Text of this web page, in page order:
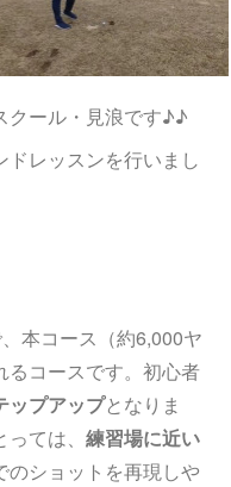
クール・見浪です♪♪
レッスンを行いまし
本コース（約6,000ヤ
るコースです。初心者
ップアップとなりま
っては、練習場に近い
のショットを再現しや